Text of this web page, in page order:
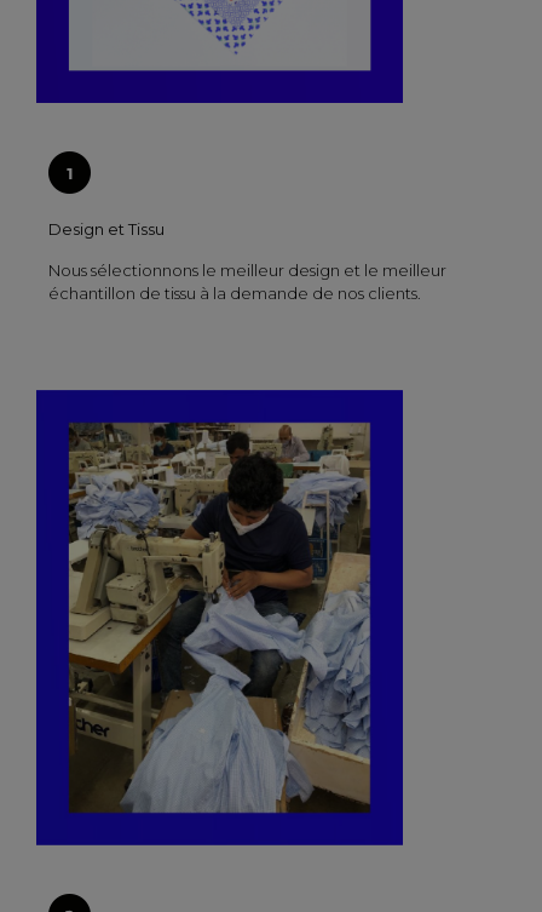
Design et Tissu
Nous sélectionnons le meilleur design et le meilleur
échantillon de tissu à la demande de nos clients.